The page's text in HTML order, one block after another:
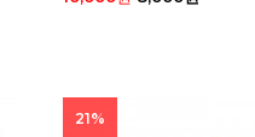
21%